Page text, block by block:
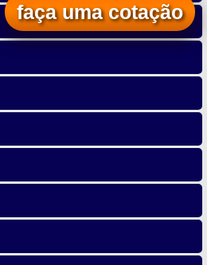
faça uma cotação